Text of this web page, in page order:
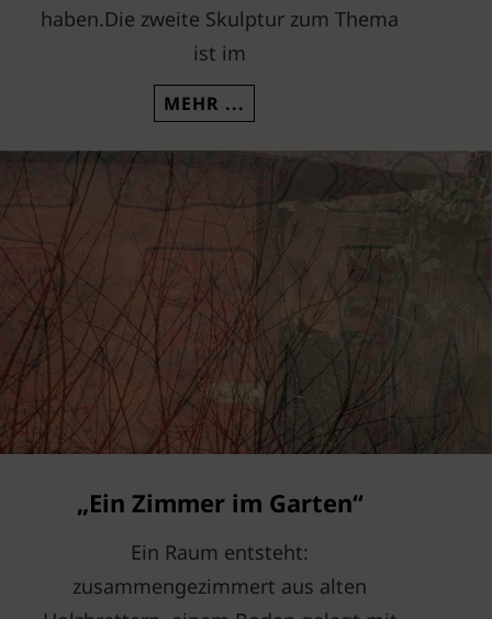
haben.Die zweite Skulptur zum Thema
ist im
„Ein Zimmer im Garten“
Ein Raum entsteht:
zusammengezimmert aus alten